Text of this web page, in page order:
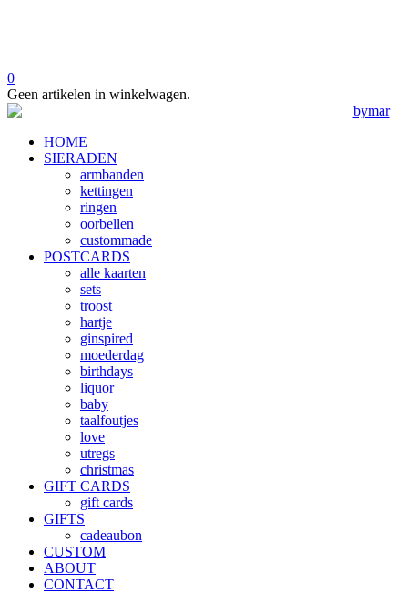
0
Geen artikelen in winkelwagen.
HOME
SIERADEN
armbanden
kettingen
ringen
oorbellen
custommade
POSTCARDS
alle kaarten
sets
troost
hartje
ginspired
moederdag
birthdays
liquor
baby
taalfoutjes
love
utregs
christmas
GIFT CARDS
gift cards
GIFTS
cadeaubon
CUSTOM
ABOUT
CONTACT